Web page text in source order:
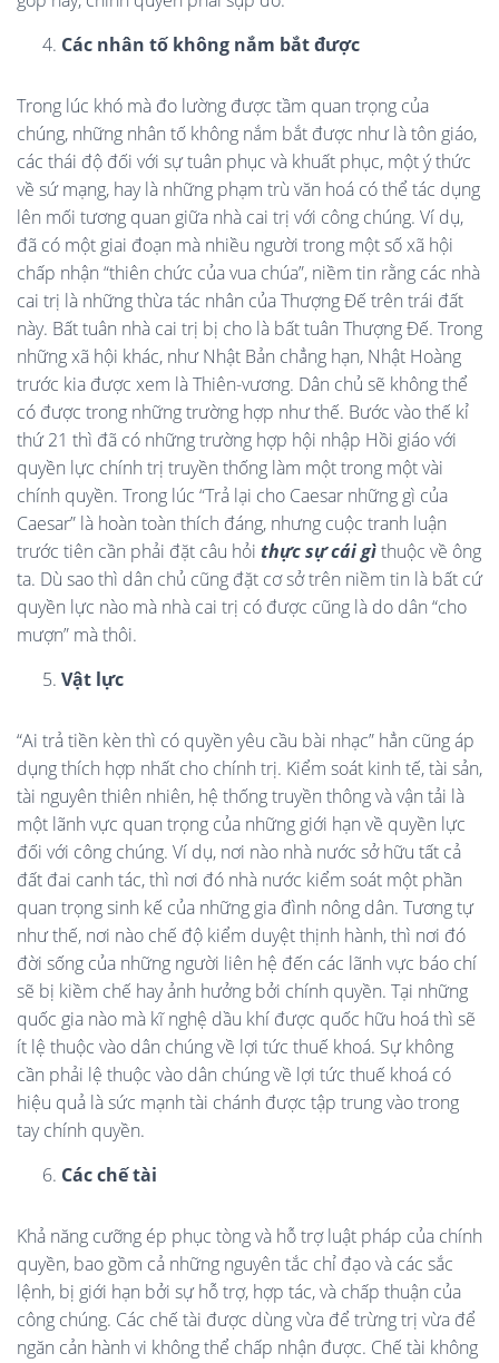
Các nhân tố không nắm bắt được
Trong lúc khó mà đo lường được tầm quan trọng của
chúng, những nhân tố không nắm bắt được như là tôn giáo,
các thái độ đối với sự tuân phục và khuất phục, một ý thức
về sứ mạng, hay là những phạm trù văn hoá có thể tác dụng
lên mối tương quan giữa nhà cai trị với công chúng. Ví dụ,
đã có một giai đoạn mà nhiều người trong một số xã hội
chấp nhận “thiên chức của vua chúa”, niềm tin rằng các nhà
cai trị là những thừa tác nhân của Thượng Đế trên trái đất
này. Bất tuân nhà cai trị bị cho là bất tuân Thượng Đế. Trong
những xã hội khác, như Nhật Bản chẳng hạn, Nhật Hoàng
trước kia được xem là Thiên-vương. Dân chủ sẽ không thể
có được trong những trường hợp như thế. Bước vào thế kỉ
thứ 21 thì đã có những trường hợp hội nhập Hồi giáo với
quyền lực chính trị truyền thống làm một trong một vài
chính quyền. Trong lúc “Trả lại cho Caesar những gì của
Caesar” là hoàn toàn thích đáng, nhưng cuộc tranh luận
trước tiên cần phải đặt câu hỏi thực sự cái gìthuộc về ông
ta. Dù sao thì dân chủ cũng đặt cơ sở trên niềm tin là bất cứ
quyền lực nào mà nhà cai trị có được cũng là do dân “cho
mượn” mà thôi.
Vật lực
“Ai trả tiền kèn thì có quyền yêu cầu bài nhạc” hẳn cũng áp
dụng thích hợp nhất cho chính trị. Kiểm soát kinh tế, tài sản,
tài nguyên thiên nhiên, hệ thống truyền thông và vận tải là
một lãnh vực quan trọng của những giới hạn về quyền lực
đối với công chúng. Ví dụ, nơi nào nhà nước sở hữu tất cả
đất đai canh tác, thì nơi đó nhà nước kiểm soát một phần
quan trọng sinh kế của những gia đình nông dân. Tương tự
như thế, nơi nào chế độ kiểm duyệt thịnh hành, thì nơi đó
đời sống của những người liên hệ đến các lãnh vực báo chí
sẽ bị kiềm chế hay ảnh hưởng bởi chính quyền. Tại những
quốc gia nào mà kĩ nghệ dầu khí được quốc hữu hoá thì sẽ
ít lệ thuộc vào dân chúng về lợi tức thuế khoá. Sự không
cần phải lệ thuộc vào dân chúng về lợi tức thuế khoá có
hiệu quả là sức mạnh tài chánh được tập trung vào trong
tay chính quyền.
Các chế tài
Khả năng cưỡng ép phục tòng và hỗ trợ luật pháp của chính
quyền, bao gồm cả những nguyên tắc chỉ đạo và các sắc
lệnh, bị giới hạn bởi sự hỗ trợ, hợp tác, và chấp thuận của
công chúng. Các chế tài được dùng vừa để trừng trị vừa để
ngăn cản hành vi không thể chấp nhận được. Chế tài không